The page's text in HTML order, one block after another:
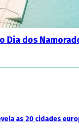
Dia dos
as 20 cidades